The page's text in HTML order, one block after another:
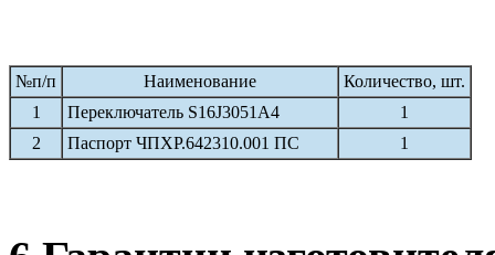
№п/п Наименование
Количество, шт.
1
Переключатель S16J3051A4
1
2
Паспорт ЧПХР.642310.001 ПС 1